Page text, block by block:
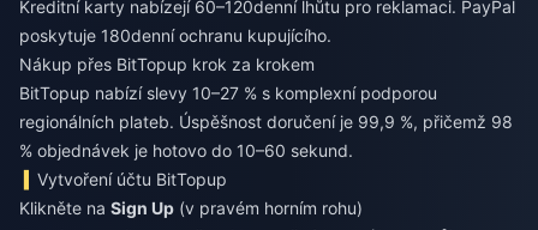
Kreditní karty nabízejí 60–120denní lhůtu pro reklamaci. PayPal
poskytuje 180denní ochranu kupujícího.
Nákup přes BitTopup krok za krokem
BitTopup nabízí slevy 10–27 % s komplexní podporou
regionálních plateb. Úspěšnost doručení je 99,9 %, přičemž 98
% objednávek je hotovo do 10–60 sekund.
Vytvoření účtu BitTopup
Klikněte na Sign Up (v pravém horním rohu)